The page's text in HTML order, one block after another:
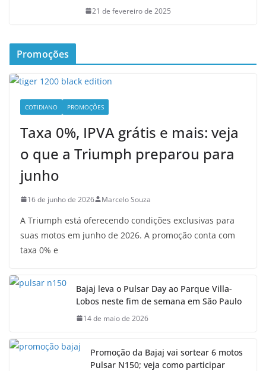
21 de fevereiro de 2025
Promoções
COTIDIANO PROMOÇÕES
Taxa 0%, IPVA grátis e mais: veja
o que a Triumph preparou para
junho
16 de junho de 2026 Marcelo Souza
A Triumph está oferecendo condições exclusivas para
suas motos em junho de 2026. A promoção conta com
taxa 0% e
Bajaj leva o Pulsar Day ao Parque Villa-
Lobos neste fim de semana em São Paulo
14 de maio de 2026
Promoção da Bajaj vai sortear 6 motos
Pulsar N150; veja como participar